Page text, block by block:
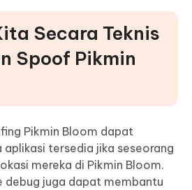
Secara Teknis
Spoof Pikmin
Pikmin Bloom dapat
aplikasi tersedia jika seseorang
mereka di Pikmin Bloom.
debug juga dapat membantu